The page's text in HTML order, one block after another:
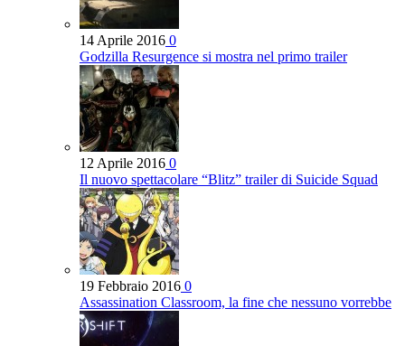
14 Aprile 2016 0
Godzilla Resurgence si mostra nel primo trailer
12 Aprile 2016 0
Il nuovo spettacolare “Blitz” trailer di Suicide Squad
19 Febbraio 2016 0
Assassination Classroom, la fine che nessuno vorrebbe